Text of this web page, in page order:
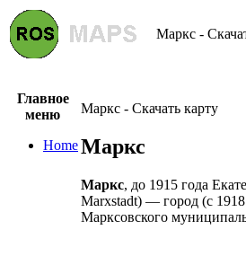
Маркс -
Главное
меню
Home
Маркс - Скачать карту
Маркс
Маркс, до 1915 года
Marxstadt) — город (с
Марксовского